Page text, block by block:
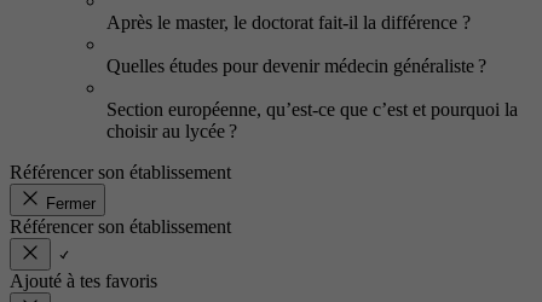
Après le master, le doctorat fait-il la différence ?
Quelles études pour devenir médecin généraliste ?
Section européenne, qu’est-ce que c’est et pourquoi la
choisir au lycée ?
Référencer son établissement
Fermer
Référencer son établissement
Ajouté à tes favoris